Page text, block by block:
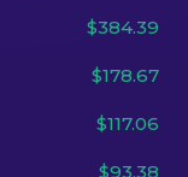
$384.39
$178.67
$117.06
$93.38